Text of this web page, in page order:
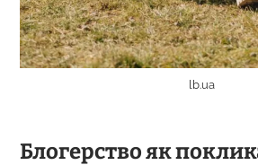
lb.ua
Блогерство як